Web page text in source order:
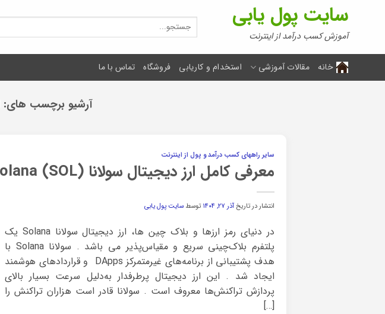
سایت پول یابی
آموزش کسب درآمد از اینترنت
جستجو
برای:
خانه مقالات آموزشی استخدام و کاریابی فروشگاه تماس با ما
آرشیو برچسب های:
سایر راههای کسب درآمد و پول از اینترنت
معرفی کامل ارز دیجیتال سولانا Solana (SOL)
انتشار در تاریخآذر ۲۷, ۱۴۰۴ توسطسایت پول یابی
در دنیای رمز ارزها و بلاک چین ها، ارز دیجیتال سولانا Solana یک
پلتفرم بلاک‌چینی سریع و مقیاس‌پذیر می باشد . سولانا Solana با
هدف پشتیبانی از برنامه‌های غیرمتمرکز DApps و قراردادهای هوشمند
ایجاد شد . این ارز دیجیتال پرطرفدار به‌دلیل سرعت بسیار بالای
پردازش تراکنش‌ها معروف است . سولانا قادر است هزاران تراکنش را
[…]